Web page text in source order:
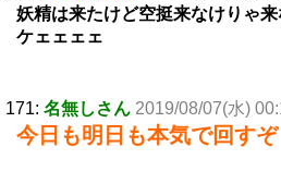
妖精は来たけど空挺来なけりゃ
ケェェェェ
171: 名無しさん 2019/08/07(水)
今日も明日も本気で回すぞ